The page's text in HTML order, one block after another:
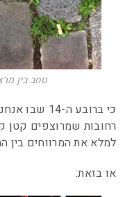
טחב בין
כי ברובע ה-
רחובות שמרוצפים קטן
למלא את המרווחים בין
או בזאת: